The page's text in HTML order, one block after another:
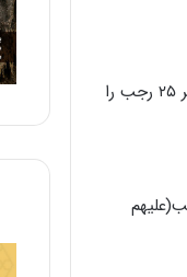
زمان رحلت ( شهادت ) : ۲۵ شوال سال ۱۴۸ هجری درباره زمان شهادت نیز گروهی ماه شوال و دسته ای دیگر ۲۵ رجب را